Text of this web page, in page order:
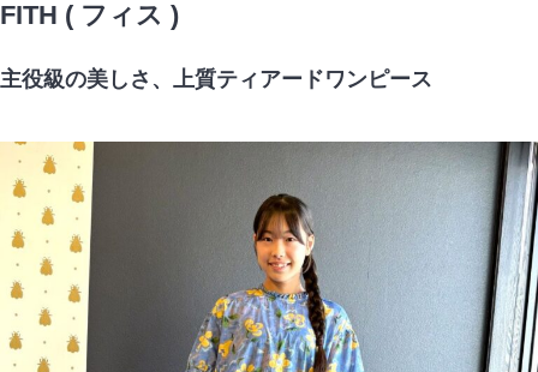
FITH ( フィス )
主役級の美しさ、上質ティアードワンピース